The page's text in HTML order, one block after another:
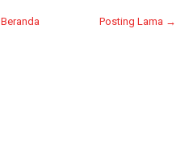
Posting Lama →
Beranda